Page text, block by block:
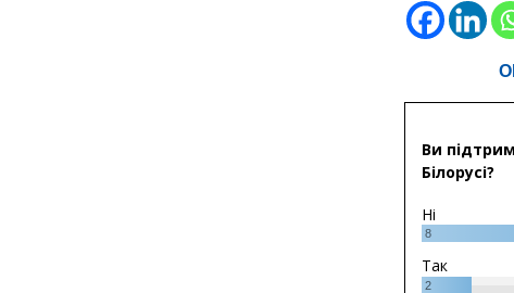
Ви
Білорусі?
Ні
8
Так
2